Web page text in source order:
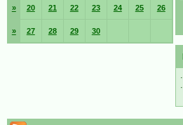
» 20 21 22 23 24 25 26
» 27 28 29 30
·
·